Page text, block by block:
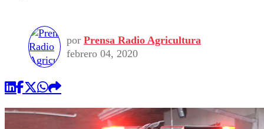
Seleccion Chilena
Torneo Internacional
Economía
Internacional
Publicaciones en medios
Opinión
por Prensa Radio Agricultura
febrero 04, 2020